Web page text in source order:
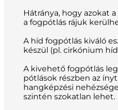
Hátránya, hogy azokat
a fogpótlás rájuk
A híd fogpótlás kiváló
készül (pl. cirkónium
A kivehető fogpótlás
pótlások részben az
hangképzési
szintén szokatlan lehet.